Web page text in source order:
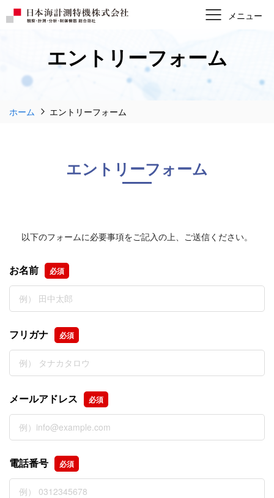
エントリーフォーム
ホーム エントリーフォーム
エントリーフォーム
以下のフォームに必要事項をご記入の上、 ご送信ください。
お名前 必須
フリガナ 必須
メールアドレス 必須
電話番号 必須